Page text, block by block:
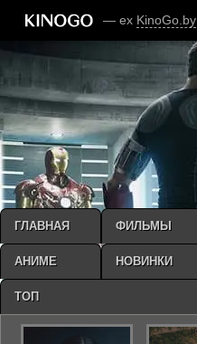
— ex KinoGo.by
ГЛАВНАЯ ФИЛЬМЫ
АНИМЕ НОВИНКИ
ТОП